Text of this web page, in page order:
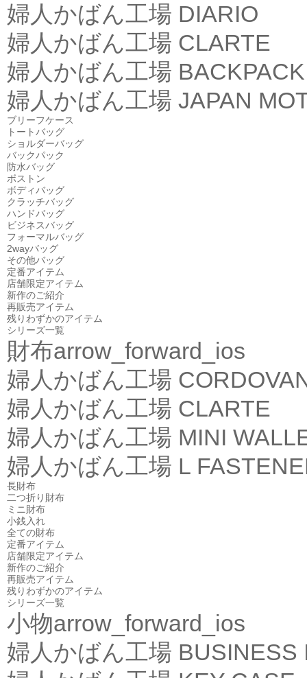
婦人かばん工場 DIARIO
婦人かばん工場 CLARTE
婦人かばん工場 BACKPACK
婦人かばん工場 JAPAN
ブリーフケース
トートバッグ
ショルダーバッグ
バックパック
防水バッグ
ボストン
ボディバッグ
クラッチバッグ
ハンドバッグ
ビジネスバッグ
フォーマルバッグ
2wayバッグ
その他バッグ
定番アイテム
店舗限定アイテム
新作のご紹介
再販売アイテム
残りわずかのアイテム
シリーズ一覧
財布arrow_forward_ios
婦人かばん工場
婦人かばん工場 CLARTE
婦人かばん工場 MINI
婦人かばん工場 L
長財布
二つ折り財布
ミニ財布
小銭入れ
全ての財布
定番アイテム
店舗限定アイテム
新作のご紹介
再販売アイテム
残りわずかのアイテム
シリーズ一覧
小物arrow_forward_ios
婦人かばん工場 BUSINESS